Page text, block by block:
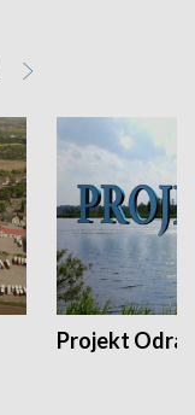
Projekt Odra